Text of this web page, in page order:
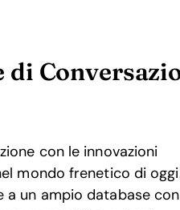
con le innovazioni
mondo frenetico di
a un ampio database con